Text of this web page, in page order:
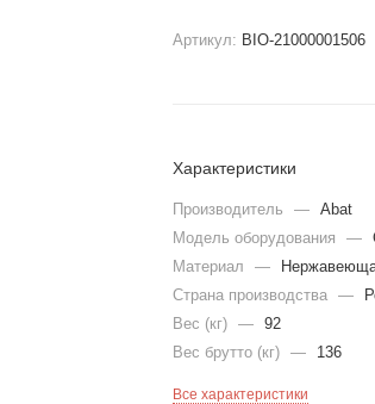
Артикул: BIO-21000001506
Характеристики
Производитель — Abat
Модель оборудования
—
Материал
—
Страна производства —
Вес (кг) — 92
Вес брутто (кг) — 136
Все характеристики